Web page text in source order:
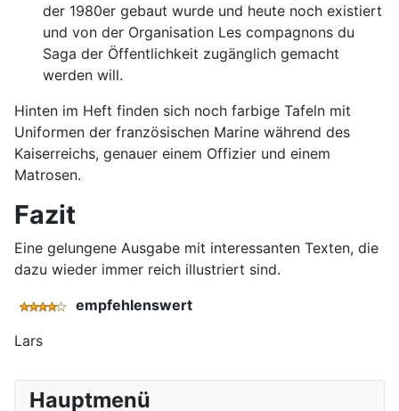
Hauptmenü
der 1980er gebaut wurde und heute noch existiert
und von der Organisation Les compagnons du
Saga der Öffentlichkeit zugänglich gemacht
werden will.
Hinten im Heft finden sich noch farbige Tafeln mit
Uniformen der französischen Marine während des
Kaiserreichs, genauer einem Offizier und einem
Matrosen.
Fazit
Eine gelungene Ausgabe mit interessanten Texten, die
dazu wieder immer reich illustriert sind.
empfehlenswert
Lars